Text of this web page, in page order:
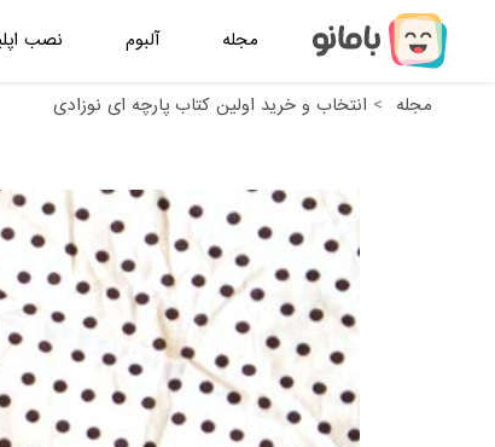
مجله آلبوم نصب
مجله انتخاب و خرید اولین کتاب پارچه ای نوزادی